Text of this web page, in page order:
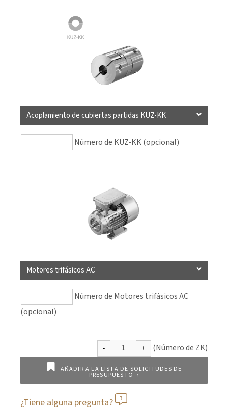
Acoplamiento de cubiertas partidas KUZ-KK
Número de KUZ-KK (opcional)
Motores trifásicos AC
Número de Motores trifásicos AC
(opcional)
AÑADIR A LA LISTA DE SOLICITUDES DE
PRESUPUESTO
¿Tiene alguna pregunta?